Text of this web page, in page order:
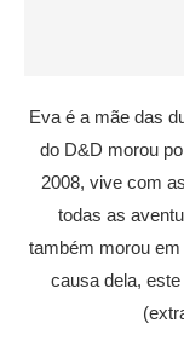
Eva é a mãe das
do D&D morou
2008, vive com
todas as
também morou
causa dela,